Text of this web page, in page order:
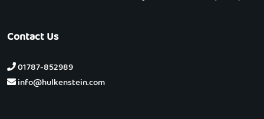
Contact Us
01787-852989
info@hulkenstein.com